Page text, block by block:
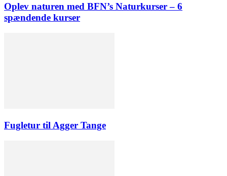
Oplev naturen med BFN’s Naturkurser – 6
spændende kurser
Fugletur til Agger Tange